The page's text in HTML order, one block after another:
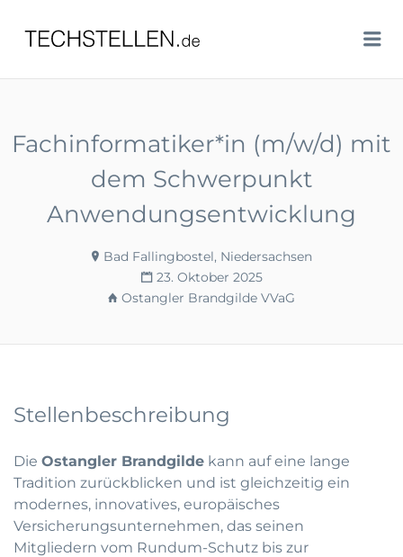
TECHSTELLEN.DE
Fachinformatiker*in (m/w/d) mit
dem Schwerpunkt
Anwendungsentwicklung
Bad Fallingbostel, Niedersachsen
23. Oktober 2025
Ostangler Brandgilde VVaG
Stellenbeschreibung
Die Ostangler Brandgilde kann auf eine lange
Tradition zurückblicken und ist gleichzeitig ein
modernes, innovatives, europäisches
Versicherungsunternehmen, das seinen
Mitgliedern vom Rundum-Schutz bis zur